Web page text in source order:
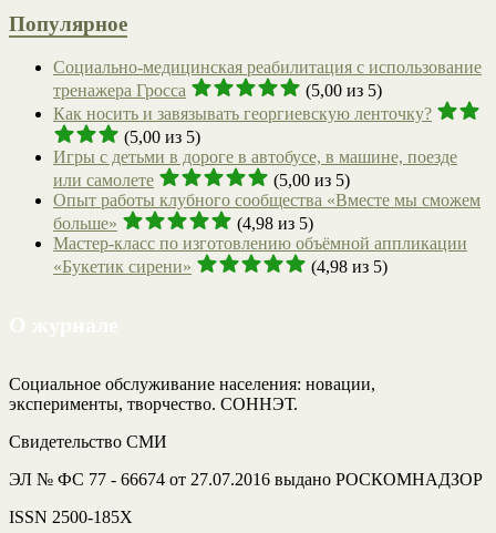
Популярное
Социально-медицинская реабилитация с использование
тренажера Гросса
(5,00 из 5)
Как носить и завязывать георгиевскую ленточку?
(5,00 из 5)
Игры с детьми в дороге в автобусе, в машине, поезде
или самолете
(5,00 из 5)
Опыт работы клубного сообщества «Вместе мы сможем
больше»
(4,98 из 5)
Мастер-класс по изготовлению объёмной аппликации
«Букетик сирени»
(4,98 из 5)
Социальное обслуживание населения: новации,
эксперименты, творчество. СОННЭТ.
Свидетельство СМИ
ЭЛ № ФС 77 - 66674 от 27.07.2016 выдано РОСКОМНАДЗОР
ISSN 2500-185Х